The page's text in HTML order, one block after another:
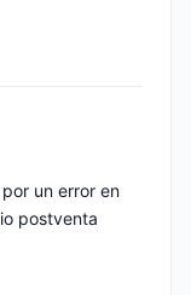
un error en
postventa